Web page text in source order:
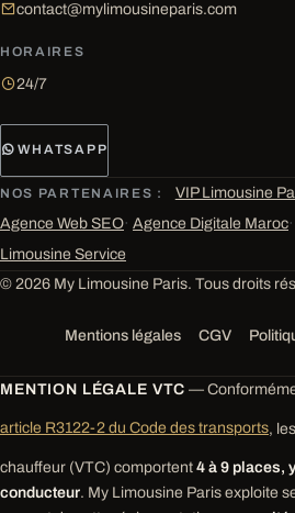
contact@mylimousineparis.com
HORAIRES
24/7
WHATSAPP
NOS PARTENAIRES : VIP Limousine
Agence Web SEO· Agence Digitale Maroc·
Limousine Service
© 2026 My Limousine Paris. Tous droits
Mentions légales CGV
MENTION LÉGALE VTC —
article R3122-2 du Code des transports,
chauffeur (VTC) comportent 4 à 9 places,
conducteur. My Limousine Paris exploite